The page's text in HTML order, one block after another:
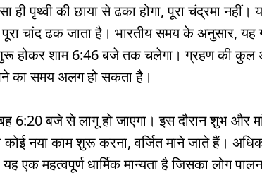
ही पृथ्वी की छाया से ढका होगा, पूरा चंद्रमा नहीं।
पूरा चांद ढक जाता है। भारतीय समय के अनुसार, यह
होकर शाम 6:46 बजे तक चलेगा। ग्रहण की कुल
का समय अलग हो सकता है।
6:20 बजे से लागू हो जाएगा। इस दौरान शुभ और
कोई नया काम शुरू करना, वर्जित माने जाते हैं।
एक महत्वपूर्ण धार्मिक मान्यता है जिसका लोग